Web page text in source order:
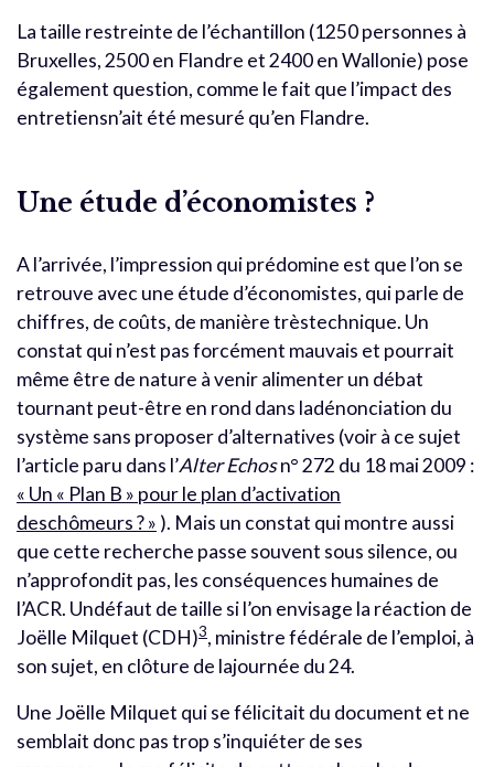
La taille restreinte de l’échantillon (1250 personnes à
Bruxelles, 2500 en Flandre et 2400 en Wallonie) pose
également question, comme le fait que l’impact des
entretiensn’ait été mesuré qu’en Flandre.
Une étude d’économistes ?
A l’arrivée, l’impression qui prédomine est que l’on se
retrouve avec une étude d’économistes, qui parle de
chiffres, de coûts, de manière trèstechnique. Un
constat qui n’est pas forcément mauvais et pourrait
même être de nature à venir alimenter un débat
tournant peut-être en rond dans ladénonciation du
système sans proposer d’alternatives (voir à ce sujet
l’article paru dans l’Alter Echosn° 272 du 18 mai 2009 :
« Un « Plan B » pour le plan d’activation
deschômeurs ? » ). Mais un constat qui montre aussi
que cette recherche passe souvent sous silence, ou
n’approfondit pas, les conséquences humaines de
l’ACR. Undéfaut de taille si l’on envisage la réaction de
Joëlle Milquet (CDH)3, ministre fédérale de l’emploi, à
son sujet, en clôture de lajournée du 24.
Une Joëlle Milquet qui se félicitait du document et ne
semblait donc pas trop s’inquiéter de ses